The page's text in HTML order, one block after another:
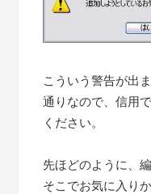
こういう警告が出
通りなので、信用
ください。
先ほどのように、
そこでお気に入り